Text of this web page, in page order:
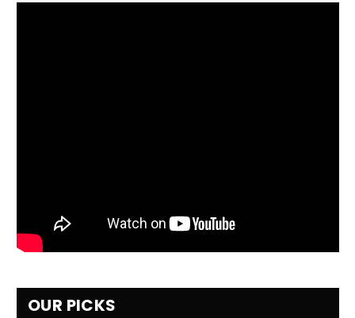
OUR PICKS